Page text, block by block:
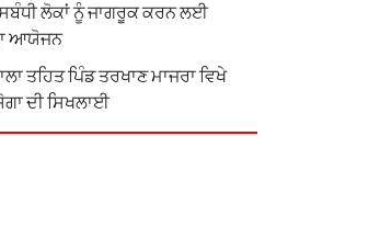
ਲੋਕਾਂ ਨੂੰ ਜਾਗਰੂਕ ਕਰਨ ਲਈ
ਆਯੋਜਨ
ਤਹਿਤ ਪਿੰਡ ਤਰਖਾਣ ਮਾਜਰਾ ਵਿਖੇ
ਦੀ ਸਿਖਲਾਈ